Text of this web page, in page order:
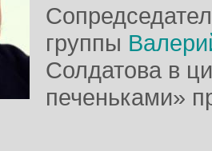
группы
Солдатова в
печеньками»